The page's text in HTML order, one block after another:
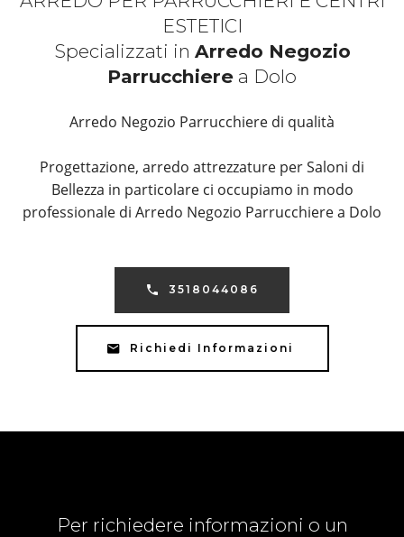
ESTETICI
Specializzati in Arredo Negozio
Parrucchiere a Dolo
Arredo Negozio Parrucchiere di qualità
Progettazione, arredo attrezzature per Saloni di
Bellezza in particolare ci occupiamo in modo
professionale di Arredo Negozio Parrucchiere a Dolo
3518044086
Richiedi Informazioni
Per richiedere informazioni o un